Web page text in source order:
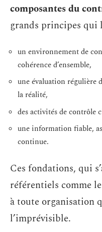
composantes du
grands principes qui
un environnement de
cohérence d’ensemble,
une évaluation régulière
la réalité,
des activités de contrôle
une information fiable,
continue.
Ces fondations, qui
référentiels comme
à toute organisation
l’imprévisible.